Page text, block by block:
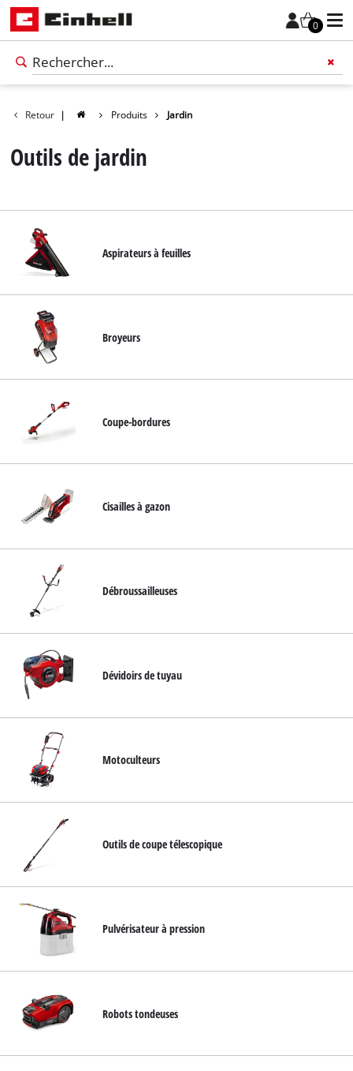
0
Français
FRFrançais
English
Italiano
Retour | Produits Jardin
Outils de jardin
Aspirateurs à feuilles
Broyeurs
Coupe-bordures
Cisailles à gazon
Débroussailleuses
Dévidoirs de tuyau
Motoculteurs
Outils de coupe télescopique
Pulvérisateur à pression
Robots tondeuses